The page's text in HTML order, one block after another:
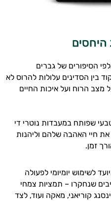
היחסים
הסיפורים של גברים
בין הסדינים עלולות להרוס לא
מצב הרוח ועל איכות החיים
מן הוא תוסף תזונה 100% טבעי שפותח במעבדות נוטרי די
את חיי האהבה שלהם וליהנות
זמן.
100% טבעי ומיועד לשימוש יומיומי לפעולה
שנחקרו – תמציות צמחי
קוריאני, מאקה ועוד, לצד